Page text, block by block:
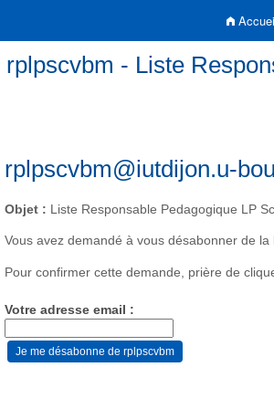
rplpscvbm - Liste
rplpscvbm@iutdijon.u-
Objet : Liste Responsable Pedagogique LP
Vous avez demandé à vous désabonner de la
Pour confirmer cette demande, prière de
Votre adresse email :